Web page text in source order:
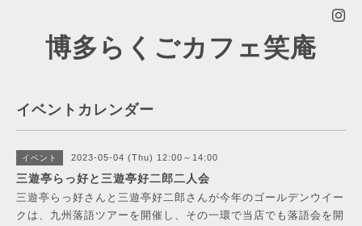
博多らくごカフェ笑庵
イベントカレンダー
イベント 2023-05-04 (Thu) 12:00～14:00
三遊亭らっ好と三遊亭好二郎二人会
三遊亭らっ好さんと三遊亭好二郎さんが今年のゴールデンウイー
クは、九州落語ツアーを開催し、その一環で当店でも落語会を開